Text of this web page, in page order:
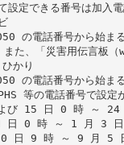
設定できる番号は加入
の電話番号から始ま
た、「災害用伝言板（
かり
の電話番号から始ま
等の電話番号で設定
び 15 日 0 時 ～ 24
日 0 時 ～ 1 月 3
日 9 時 ～ 9 月 5